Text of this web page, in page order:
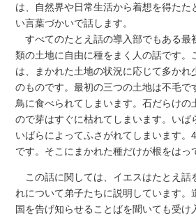
は、自然界や日常生活から着想を得たた
い言葉づかいで話します。
すべてのたとえ話の導入部でもある最
類の土地に自由に種をまく人の話です。
は、まかれた土地の状況に応じて多かれ
のものです。最初の三つの土地は不毛で
鳥に食べられてしまいます。石だらけの
ので芽はすぐに枯れてしまいます。いば
いばらによってふさがれてしまいます。
です。そこにまかれた種だけが根をはっ
この話に関しては、イエスはたとえ話
れについて弟子たちに説明しています。
国を告げ知らせることばを聞いても受け